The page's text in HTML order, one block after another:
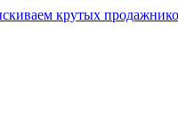
крутых